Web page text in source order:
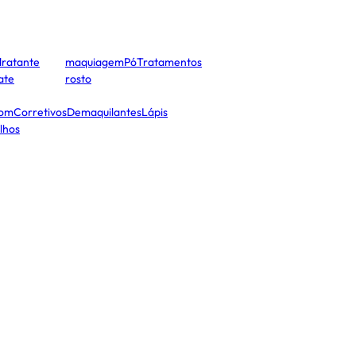
CorretivosDemaquilantesLápis
maquiagemPóTratamentos
rosto